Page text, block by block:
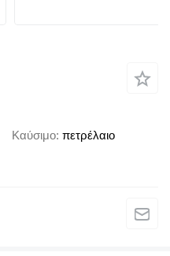
Καύσιμο πετρέλαιο